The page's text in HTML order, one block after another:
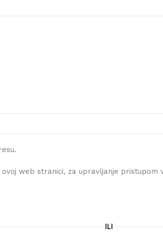
web stranici, za upravljanje pristupom
ILI